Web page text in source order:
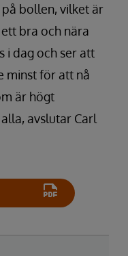
bollen, vilket är
bra och nära
i dag och ser att
minst för att nå
är högt
avslutar Carl